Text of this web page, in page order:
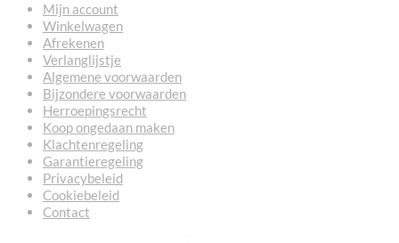
Mijn account
Winkelwagen
Afrekenen
Verlanglijstje
Algemene voorwaarden
Bijzondere voorwaarden
Herroepingsrecht
Koop ongedaan maken
Klachtenregeling
Garantieregeling
Privacybeleid
Cookiebeleid
Contact